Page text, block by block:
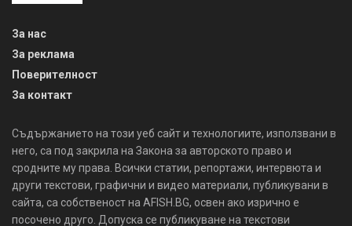
За нас
За реклама
Поверителност
За контакт
Съдържанието на този уеб сайт и технологиите, използвани в
него, са под закрила на Закона за авторското право и
сродните му права. Всички статии, репортажи, интервюта и
други текстови, графични и видео материали, публикувани в
сайта, са собственост на AFISH.BG, освен ако изрично е
посочено друго. Допуска се публикуване на текстови